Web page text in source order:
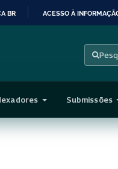
CONTEÚDO
BR ACESSO À
Submissões